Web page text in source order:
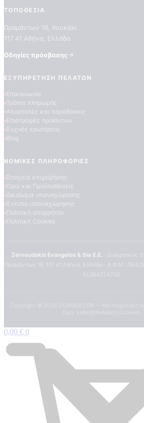
ΠΟΙΟΤΗΤΕΣ ΤΑΠΕΤΣΑΡΙΩΝ
ΤΟΠΟΘΕΣΊΑ
Πραμάντων 16, Κουκάκι
117 41 Αθήνα, Ελλάδα
Οδηγίες πρόσβασης
ΕΞΥΠΗΡΈΤΗΣΗ ΠΕΛΑΤΏΝ
Επικοινωνία
Τρόποι πληρωμής
Αποστολές και παραδόσεις
Επιστροφές προϊόντων
Συχνές ερωτήσεις
Blog
ΝΟΜΙΚΈΣ ΠΛΗΡΟΦΟΡΊΕΣ
Στοιχεία επιχείρησης
Όροι και Προϋποθέσεις
Δικαίωμα υπαναχώρησης
Έντυπο υπαναχώρησης
Πολιτική απορρήτου
Πολιτική Cookies
Zervoudakis Evangelos & Sia E.E.
0,00 € 0